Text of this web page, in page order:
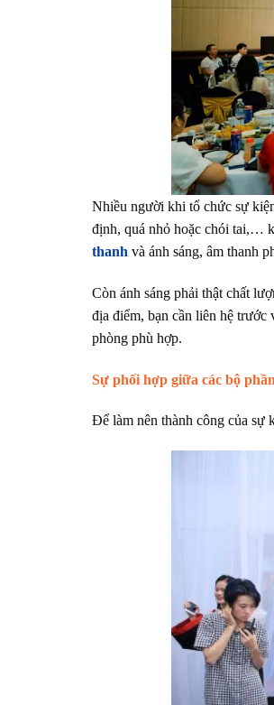
Nhiều người khi tổ chức sự
định, quá nhỏ hoặc chói tai,…
thanh và ánh sáng, âm thanh
Còn ánh sáng phải thật chất
địa điểm, bạn cần liên hệ trước
phòng phù hợp.
Sự phối hợp giữa các bộ
Để làm nên thành công của sự